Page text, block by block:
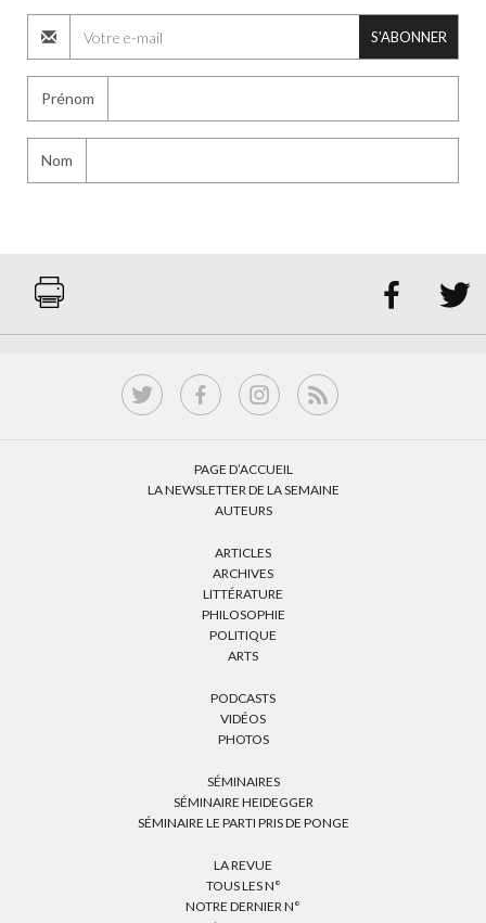
S'ABONNER
Prénom
Nom
 
PAGE D’ACCUEIL
LA NEWSLETTER DE LA SEMAINE
AUTEURS
ARTICLES
ARCHIVES
LITTÉRATURE
PHILOSOPHIE
POLITIQUE
ARTS
PODCASTS
VIDÉOS
PHOTOS
SÉMINAIRES
SÉMINAIRE HEIDEGGER
SÉMINAIRE LE PARTI PRIS DE PONGE
LA REVUE
TOUS LES N°
NOTRE DERNIER N°